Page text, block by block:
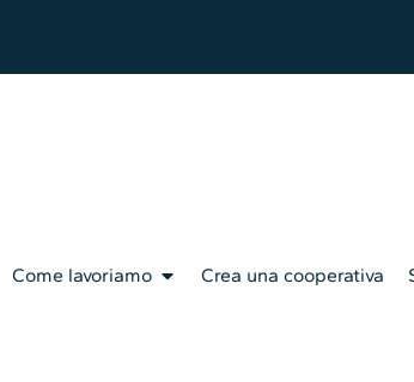
Come lavoriamo Crea una cooperativa